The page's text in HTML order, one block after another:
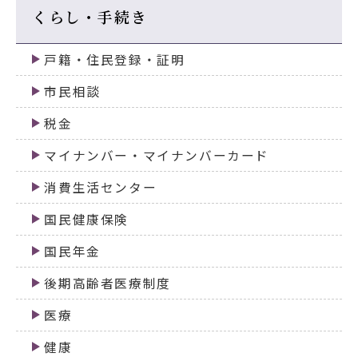
くらし・手続き
戸籍・住民登録・証明
市民相談
税金
マイナンバー・マイナンバーカード
消費生活センター
国民健康保険
国民年金
後期高齢者医療制度
医療
健康